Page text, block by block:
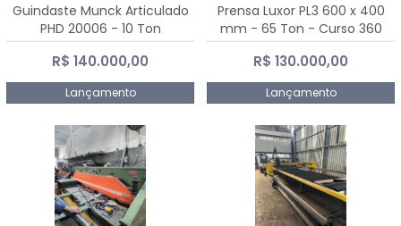
Guindaste Munck Articulado
PHD 20006 - 10 Ton
R$ 140.000,00
Lançamento
Prensa Luxor PL3 600 x 400
mm - 65 Ton - Curso 360
mm
R$ 130.000,00
Lançamento